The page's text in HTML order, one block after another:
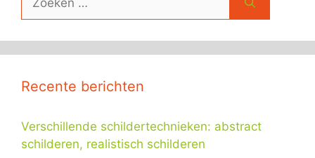
naar:
Recente berichten
Verschillende schildertechnieken: abstract
schilderen, realistisch schilderen